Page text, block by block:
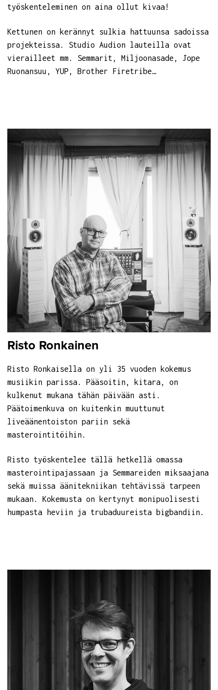
työskenteleminen on aina ollut kivaa!
Kettunen on kerännyt sulkia hattuunsa sadoissa
projekteissa. Studio Audion lauteilla ovat
vierailleet mm. Semmarit, Miljoonasade, Jope
Ruonansuu, YUP, Brother Firetribe…
Risto Ronkainen
Risto Ronkaisella on yli 35 vuoden kokemus
musiikin parissa. Pääsoitin, kitara, on
kulkenut mukana tähän päivään asti.
Päätoimenkuva on kuitenkin muuttunut
liveäänentoiston pariin sekä
masterointitöihin.
Risto työskentelee tällä hetkellä omassa
masterointipajassaan ja Semmareiden miksaajana
sekä muissa äänitekniikan tehtävissä tarpeen
mukaan. Kokemusta on kertynyt monipuolisesti
humpasta heviin ja trubaduureista bigbandiin.